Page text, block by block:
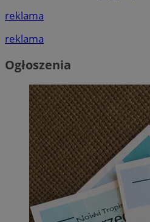
reklama
reklama
Ogłoszenia